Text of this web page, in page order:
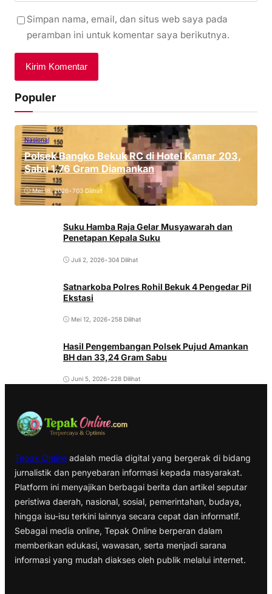
Simpan nama, email, dan situs web saya pada
peramban ini untuk komentar saya berikutnya.
Populer
Nasional
Polsek Bangko Bekuk RC di Hotel Kamar 203,
Sabu 1,76 Gram Diamankan
Mei 18, 2026•703 Dilihat
Suku Hamba Raja Gelar Musyawarah dan
Penetapan Kepala Suku
Juli 2, 2026•304 Dilihat
Satnarkoba Polres Rohil Bekuk 4 Pengedar Pil
Ekstasi
Mei 12, 2026• 258 Dilihat
Hasil Pengembangan Polsek Pujud Amankan
BH dan 33,24 Gram Sabu
Juni 5, 2026• 228 Dilihat
Tepak Online adalah media digital yang bergerak di bidang
jurnalistik dan penyebaran informasi kepada masyarakat.
Platform ini menyajikan berbagai berita dan artikel seputar
peristiwa daerah, nasional, sosial, pemerintahan, budaya,
hingga isu-isu terkini lainnya secara cepat dan informatif.
Sebagai media online, Tepak Online berperan dalam
memberikan edukasi, wawasan, serta menjadi sarana
informasi yang mudah diakses oleh publik melalui internet.